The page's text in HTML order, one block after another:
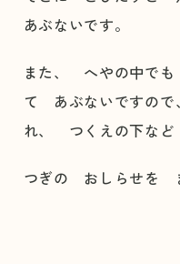
あぶないです。
また、 へやの中で
て あぶないです
れ、 つくえの下な
つぎの おしらせを